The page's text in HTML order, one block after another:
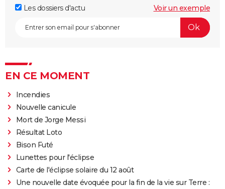
Les dossiers d'actu
Voir un exemple
EN CE MOMENT
Incendies
Nouvelle canicule
Mort de Jorge Messi
Résultat Loto
Bison Futé
Lunettes pour l'éclipse
Carte de l'éclipse solaire du 12 août
Une nouvelle date évoquée pour la fin de la vie sur Terre :